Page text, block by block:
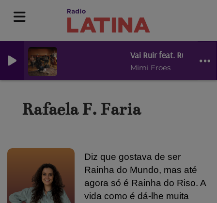
Vai Ruir feat. Rui Veloso
Mimi Froes
Rafaela F. Faria
Diz que gostava de ser
Rainha do Mundo, mas até
agora só é Rainha do Riso.A
vida como é dá-lhe muita